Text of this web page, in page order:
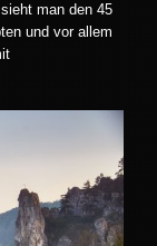
man den 45
und vor allem